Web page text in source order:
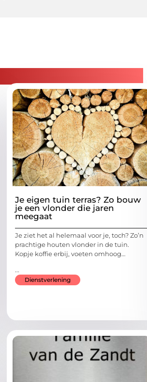
Je eigen tuin terras? Zo bouw
je een vlonder die jaren
meegaat
Je ziet het al helemaal voor je, toch? Zo’n
prachtige houten vlonder in de tuin.
Kopje koffie erbij, voeten omhoog…
...
Dienstverlening